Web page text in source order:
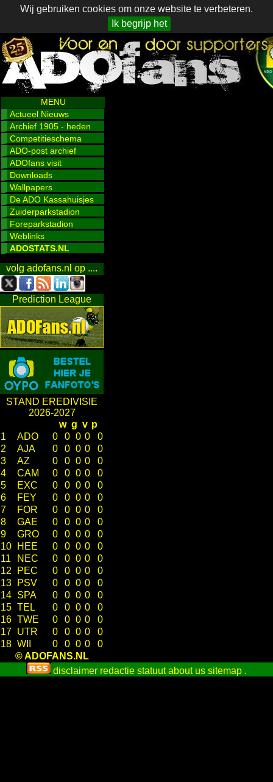
Wij gebruiken cookies om onze website te verbeteren.
Ik begrijp het
MENU
Actueel Nieuws
Archief 1905 - heden
Competitieschema
ADO-post archief
ADOfans visit
Downloads
Wallpapers
De ADO Kassahuisjes
Zuiderparkstadion
Foreparkstadion
Weblinks
ADOSTATS.NL
volg adofans.nl op ....
Prediction League
STAND EREDIVISIE
2026-2027
w g v p
1
ADO 0 0 0 0
0
2
AJA 0 0 0 0
0
3
AZ 0 0 0 0
0
4
CAM 0 0 0 0
0
5
EXC 0 0 0 0
0
6
FEY 0 0 0 0
0
7
FOR 0 0 0 0
0
8
GAE 0 0 0 0
0
9
GRO 0 0 0 0
0
10
HEE 0 0 0 0
0
11
NEC 0 0 0 0
0
12
PEC 0 0 0 0
0
13
PSV 0 0 0 0
0
14 SPA 0 0 0 0
0
15 TEL 0 0 0 0
0
16 TWE 0 0 0 0
0
17 UTR 0 0 0 0
0
18 WII 0 0 0 0
0
© ADOFANS.NL
disclaimer redactie statuut about us sitemap .